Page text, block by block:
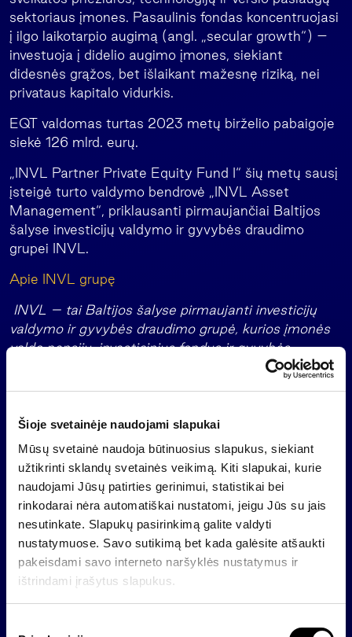
Šioje svetainėje naudojami slapukai
Mūsų svetainė naudoja būtinuosius slapukus, siekiant
užtikrinti sklandų svetainės veikimą. Kiti slapukai, kurie
naudojami Jūsų patirties gerinimui, statistikai bei
rinkodarai nėra automatiškai nustatomi, jeigu Jūs su jais
nesutinkate. Slapukų pasirinkimą galite valdyti
nustatymuose. Savo sutikimą bet kada galėsite atšaukti
pakeisdami savo interneto naršyklės nustatymus ir
ištrindami įrašytus slapukus.
sektoriaus įmones. Pasaulinis fondas koncentruojasi
į ilgo laikotarpio augimą (angl. „secular growth“) –
investuoja į didelio augimo įmones, siekiant
didesnės grąžos, bet išlaikant mažesnę riziką, nei
privataus kapitalo vidurkis.
EQT valdomas turtas 2023 metų birželio pabaigoje
siekė 126 mlrd. eurų.
„INVL Partner Private Equity Fund I“ šių metų sausį
įsteigė turto valdymo bendrovė „INVL Asset
Management“, priklausanti pirmaujančiai Baltijos
šalyse investicijų valdymo ir gyvybės draudimo
grupei INVL.
Apie INVL grupę
INVL – tai Baltijos šalyse pirmaujanti investicijų
valdymo ir gyvybės draudimo grupė, kurios įmonės
valdo pensijų, investicinius fondus ir gyvybės
draudimo kryptis, individualius portfelius, privataus
Lietuvoje, Latvijoje ir Estijoje bei tarptautiniai
investuotojai patikėjo valdyti daugiau kaip 2 mlrd.
eurų vertės turtą. Jau daugiau kaip 30 metų
veikianti grupė sukaupė svarią patirtį, valdydama
privataus kapitalo turtą ir kurdama savo sričių
pirmaujančius rinkos žaidėjus Baltijos šalyse ir
Vidurio bei Rytų Europos regione.
Svarbi informacija: